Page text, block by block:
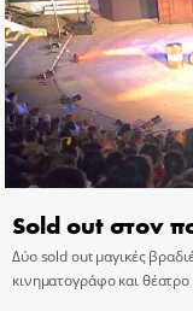
Sold out στον
Δύο sold out μαγικές
κινηματογράφο και θέατρο